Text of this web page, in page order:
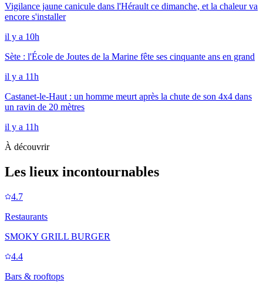
Vigilance jaune canicule dans l'Hérault ce dimanche, et la chaleur va
encore s'installer
il y a 10h
Sète : l'École de Joutes de la Marine fête ses cinquante ans en grand
il y a 11h
Castanet-le-Haut : un homme meurt après la chute de son 4x4 dans
un ravin de 20 mètres
il y a 11h
À découvrir
Les lieux incontournables
4.7
Restaurants
SMOKY GRILL BURGER
4.4
Bars & rooftops